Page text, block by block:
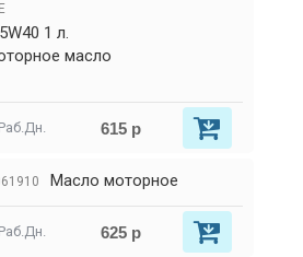
1 л.
масло
615 р
Масло моторное
625 р